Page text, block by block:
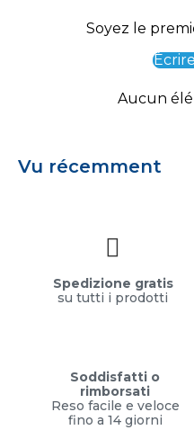
Soyez le
Aucun
Vu récemment
Spedizione gratis
su tutti i prodotti
Soddisfatti o
rimborsati
Reso facile e veloce
fino a 14 giorni